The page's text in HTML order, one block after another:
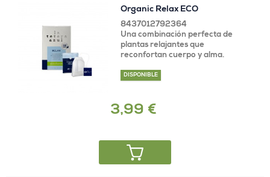
Organic Relax ECO
8437012792364
Una combinación perfecta de
plantas relajantes que
reconfortan cuerpo y alma.
DISPONIBLE
3,99 €